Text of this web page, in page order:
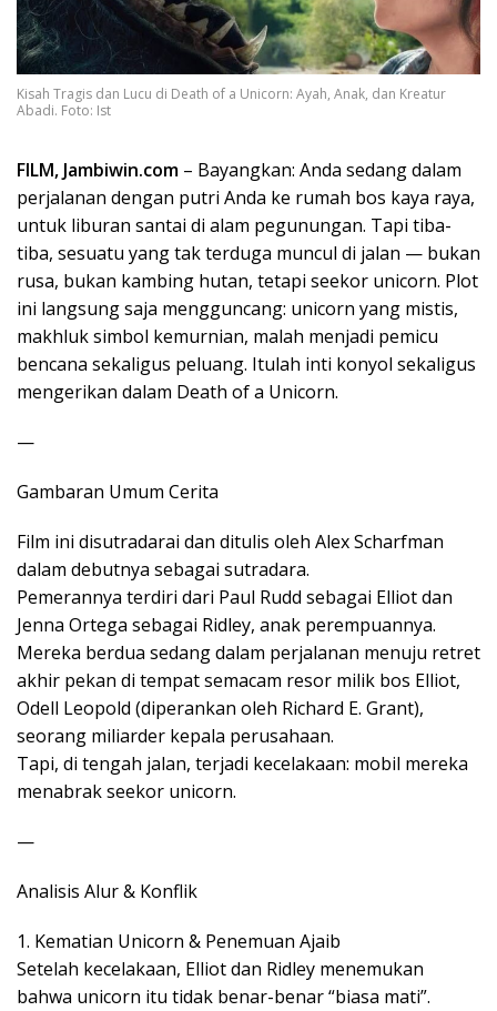
Kisah Tragis dan Lucu di Death of a Unicorn: Ayah, Anak, dan Kreatur
Abadi. Foto: Ist
FILM, Jambiwin.com – Bayangkan: Anda sedang dalam
perjalanan dengan putri Anda ke rumah bos kaya raya,
untuk liburan santai di alam pegunungan. Tapi tiba-
tiba, sesuatu yang tak terduga muncul di jalan — bukan
rusa, bukan kambing hutan, tetapi seekor unicorn. Plot
ini langsung saja mengguncang: unicorn yang mistis,
makhluk simbol kemurnian, malah menjadi pemicu
bencana sekaligus peluang. Itulah inti konyol sekaligus
mengerikan dalam Death of a Unicorn.
—
Gambaran Umum Cerita
Film ini disutradarai dan ditulis oleh Alex Scharfman
dalam debutnya sebagai sutradara.
Pemerannya terdiri dari Paul Rudd sebagai Elliot dan
Jenna Ortega sebagai Ridley, anak perempuannya.
Mereka berdua sedang dalam perjalanan menuju retret
akhir pekan di tempat semacam resor milik bos Elliot,
Odell Leopold (diperankan oleh Richard E. Grant),
seorang miliarder kepala perusahaan.
Tapi, di tengah jalan, terjadi kecelakaan: mobil mereka
menabrak seekor unicorn.
—
Analisis Alur & Konflik
1. Kematian Unicorn & Penemuan Ajaib
Setelah kecelakaan, Elliot dan Ridley menemukan
bahwa unicorn itu tidak benar-benar “biasa mati”.